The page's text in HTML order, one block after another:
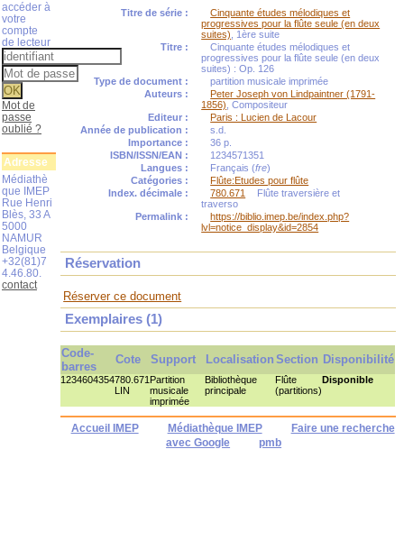
Titre de série :
Cinquante études mélodiques et
progressives pour la flûte seule (en deux
suites) , 1ère suite
Titre :
Cinquante études mélodiques et
progressives pour la flûte seule (en deux
suites) : Op. 126
Type de document :
partition musicale imprimée
Auteurs :
Peter Joseph von Lindpaintner (1791-
1856) , Compositeur
Editeur :
Paris : Lucien de Lacour
Année de publication :
s.d.
Importance :
36 p.
ISBN/ISSN/EAN :
1234571351
Langues :
Français (fre)
Catégories :
Flûte:Etudes pour flûte
Index. décimale :
780.671
Flûte traversière et
traverso
Permalink :
https://biblio.imep.be/index.php?
lvl=notice_display&id=2854
Réservation
Réserver ce document
Exemplaires (1)
Code-
barres
Cote Support Localisation Section Disponibilité
1234604354780.671
LIN
Partition
musicale
imprimée
Bibliothèque
principale
Flûte
(partitions)
Disponible
Accueil IMEP Médiathèque IMEP
Faire une recherche
avec Google
pmb
accéder à
votre
compte
de lecteur
Mot de
passe
oublié ?
Adresse
Médiathè
que IMEP
Rue Henri
Blès, 33 A
5000
NAMUR
Belgique
+32(81)7
4.46.80.
contact